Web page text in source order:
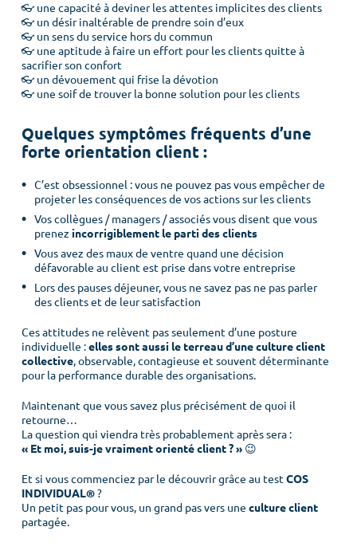
👓 une capacité à deviner les attentes implicites des clients
👓 un désir inaltérable de prendre soin d’eux
👓 un sens du service hors du commun
👓 une aptitude à faire un effort pour les clients quitte à
sacrifier son confort
👓 un dévouement qui frise la dévotion
👓 une soif de trouver la bonne solution pour les clients
Quelques symptômes fréquents d’une
forte orientation client :
C’est obsessionnel : vous ne pouvez pas vous empêcher de
projeter les conséquences de vos actions sur les clients
Vos collègues / managers / associés vous disent que vous
prenez incorrigiblement le parti des clients
Vous avez des maux de ventre quand une décision
défavorable au client est prise dans votre entreprise
Lors des pauses déjeuner, vous ne savez pas ne pas parler
des clients et de leur satisfaction
Ces attitudes ne relèvent pas seulement d’une posture
individuelle :elles sont aussi le terreau d’une culture client
collective, observable, contagieuse et souvent déterminante
pour la performance durable des organisations.
Maintenant que vous savez plus précisément de quoi il
retourne…
La question qui viendra très probablement après sera :
« Et moi, suis-je vraiment orienté client ? » 😉
Et si vous commenciez par le découvrir grâce au testCOS
INDIVIDUAL®?
Un petit pas pour vous, un grand pas vers une culture client
partagée.